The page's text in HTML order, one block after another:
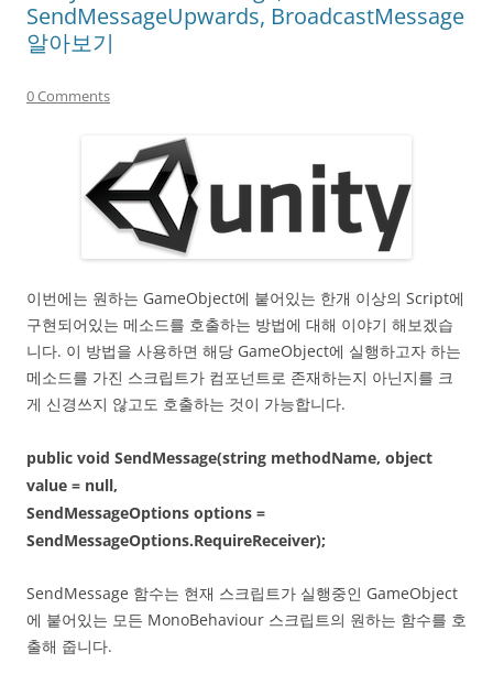
SendMessageUpwards, BroadcastMessage
알아보기
0 Comments
이번에는 원하는 GameObject에 붙어있는 한개 이상의 Script에
구현되어있는 메소드를 호출하는 방법에 대해 이야기 해보겠습
니다. 이 방법을 사용하면 해당 GameObject에 실행하고자 하는
메소드를 가진 스크립트가 컴포넌트로 존재하는지 아닌지를 크
게 신경쓰지 않고도 호출하는 것이 가능합니다.
public void SendMessage(string methodName, object
value = null,
SendMessageOptions options =
SendMessageOptions.RequireReceiver);
SendMessage 함수는 현재 스크립트가 실행중인 GameObject
에 붙어있는 모든 MonoBehaviour 스크립트의 원하는 함수를 호
출해 줍니다.